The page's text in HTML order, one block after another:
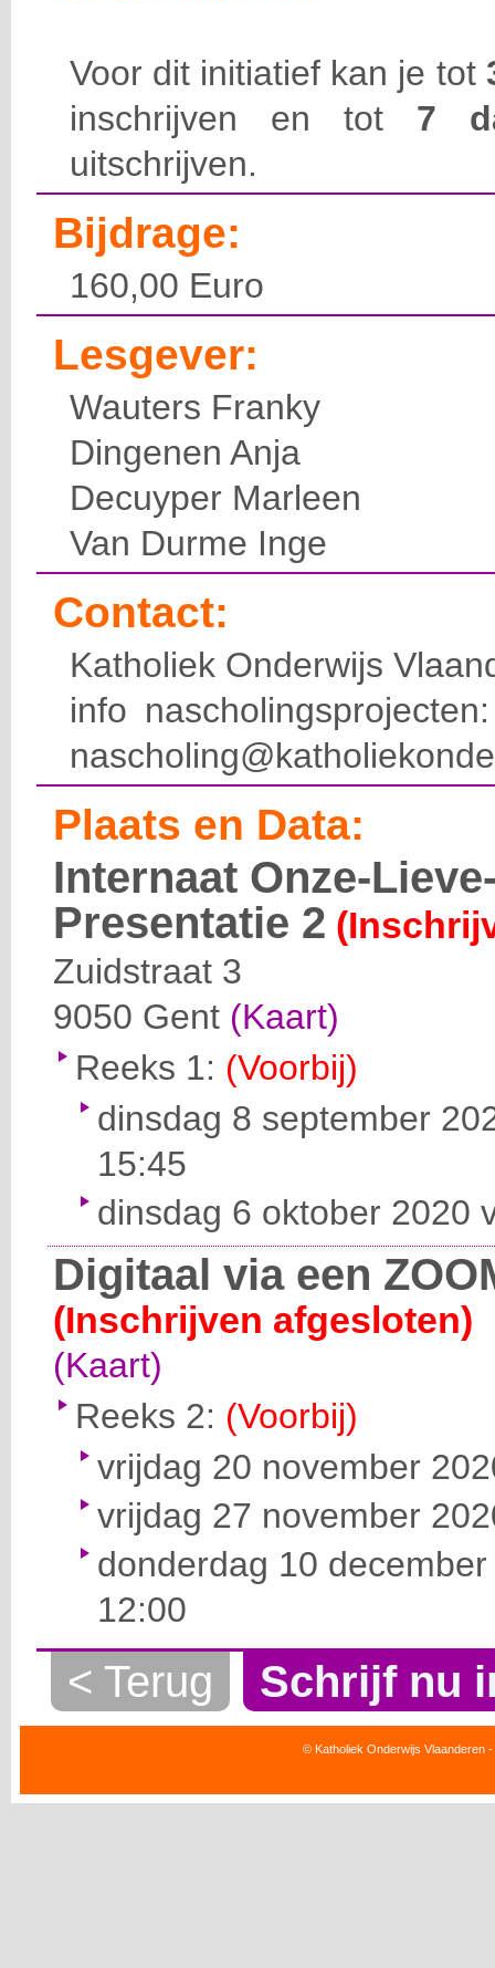
Voor dit initiatief kan je tot
inschrijven en tot 7
uitschrijven.
Bijdrage:
160,00 Euro
Lesgever:
Wauters Franky
Dingenen Anja
Decuyper Marleen
Van Durme Inge
Contact:
Katholiek Onderwijs
info
Plaats en Data:
Internaat Onze-
Presentatie 2
Zuidstraat 3
9050 Gent (Kaart)
Reeks 1: (Voorbij)
dinsdag 8 september
15:45
dinsdag 6 oktober 2020
Digitaal via een
(Inschrijven afgesloten)
(Kaart)
Reeks 2: (Voorbij)
vrijdag 20 november
vrijdag 27 november
donderdag 10
12:00
< Terug Schrijf nu
© Katholiek Onderwijs Vlaanderen